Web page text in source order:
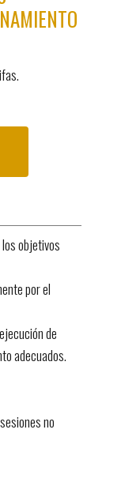
objetivos
por el
de
adecuados.
no